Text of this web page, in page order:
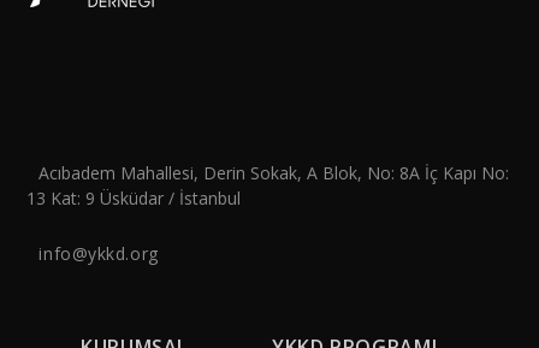
Acıbadem Mahallesi, Derin Sokak, A Blok, No: 8A İç Kapı No:
13 Kat: 9 Üsküdar / İstanbul
info@ykkd.org